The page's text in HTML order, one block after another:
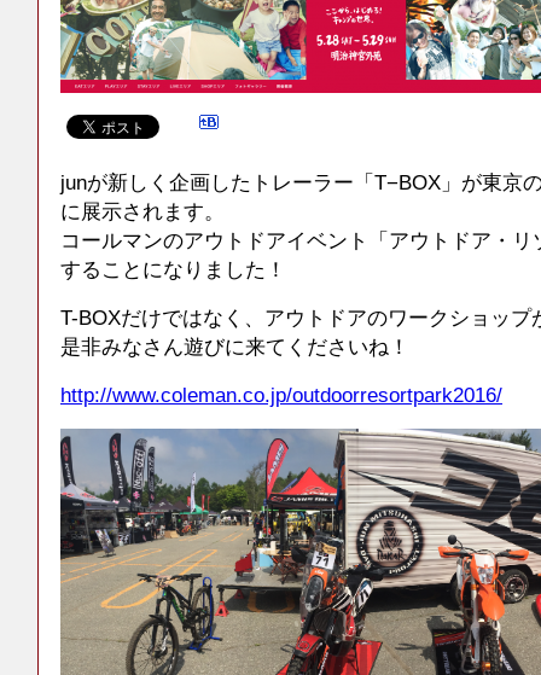
junが新しく企画したトレーラー「T−BOX」が東京
に展示されます。
コールマンのアウトドアイベント「アウトドア・
することになりました！
T-BOXだけではなく、アウトドアのワークショッ
是非みなさん遊びに来てくださいね！
http://www.coleman.co.jp/outdoorresortpark2016/